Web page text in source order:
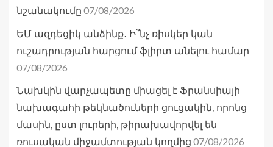
նշանակումը 07/08/2026
ԵՄ ազդեցիկ անձինք․ Ի՞նչ ռիսկեր կան
ուշադրության հարցում ֆլիրտ անելու համար
07/08/2026
Նախկին վարչապետը միացել է Ֆրանսիայի
նախագահի թեկնածուների ցուցակին, որոնց
մասին, ըստ լուրերի, թիրախավորվել են
ռուսական միջամտության կողմից 07/08/2026